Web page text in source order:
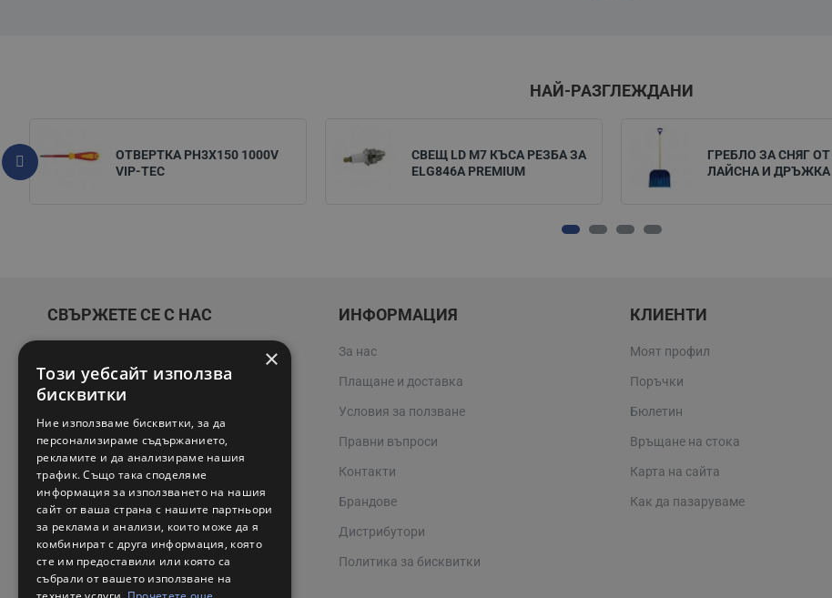
НАЙ-РАЗГЛЕЖДАНИ
ОТВЕРТКА PH3X150 1000V
VIP-TEC
СВЕЩ LD M7 КЪСА РЕЗБА ЗА
ELG846A PREMIUM
ГРЕБЛО ЗА СНЯГ ОТ
ЛАЙСНА И ДРЪЖКА
СВЪРЖЕТЕ СЕ С НАС
online@valerii.com
Магазин Профел Варна
Сервизи
Работно време 08:00 - 17:00
ИНФОРМАЦИЯ
За нас
Плащане и доставка
Условия за ползване
Правни въпроси
Контакти
Брандове
Дистрибутори
Политика за бисквитки
КЛИЕНТИ
Моят профил
Поръчки
Бюлетин
Връщане на стока
Карта на сайта
Как да пазаруваме
×
Този уебсайт използва
бисквитки
Ние използваме бисквитки, за да
персонализираме съдържанието,
рекламите и да анализираме нашия
трафик. Също така споделяме
информация за използването на нашия
сайт от ваша страна с нашите партньори
за реклама и анализи, които може да я
комбинират с друга информация, която
сте им предоставили или която са
събрали от вашето използване на